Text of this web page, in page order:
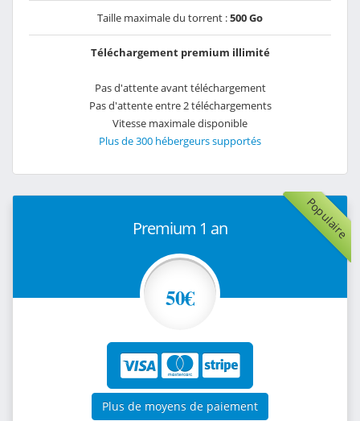
Taille maximale du torrent :500 Go
Téléchargement premium illimité
Pas d'attente avant téléchargement
Pas d'attente entre 2 téléchargements
Vitesse maximale disponible
Plus de 300 hébergeurs supportés
Populaire
Premium 1 an
50€
Plus de moyens de paiement